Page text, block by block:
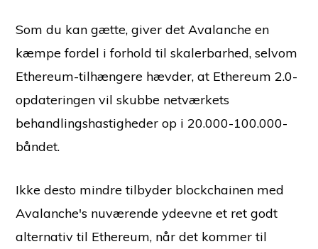
Som du kan gætte, giver det Avalanche en
kæmpe fordel i forhold til skalerbarhed, selvom
Ethereum-tilhængere hævder, at Ethereum 2.0-
opdateringen vil skubbe netværkets
behandlingshastigheder op i 20.000-100.000-
båndet.
Ikke desto mindre tilbyder blockchainen med
Avalanche's nuværende ydeevne et ret godt
alternativ til Ethereum, når det kommer til